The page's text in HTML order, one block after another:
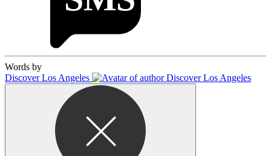
Words by
Discover Los Angeles